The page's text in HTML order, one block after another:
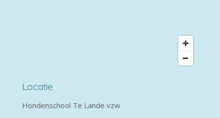
Locatie
Hondenschool Te Lande vzw